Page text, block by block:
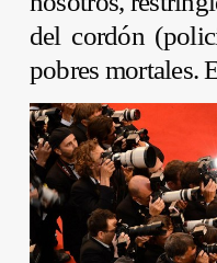
del cordón
pobres mortales.